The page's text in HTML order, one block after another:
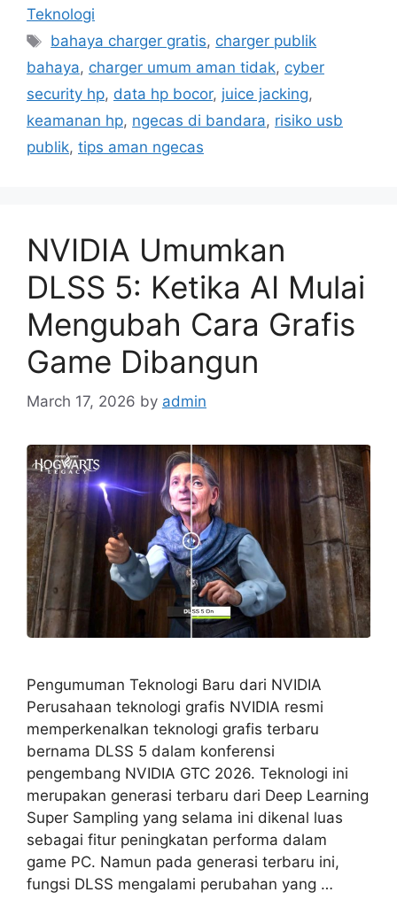
Teknologi
Tags
bahaya charger gratis, charger publik
bahaya, charger umum aman tidak, cyber
security hp, data hp bocor, juice jacking,
keamanan hp, ngecas di bandara, risiko usb
publik, tips aman ngecas
NVIDIA Umumkan
DLSS 5: Ketika AI Mulai
Mengubah Cara Grafis
Game Dibangun
March 17, 2026 by admin
Pengumuman Teknologi Baru dari NVIDIA
Perusahaan teknologi grafis NVIDIA resmi
memperkenalkan teknologi grafis terbaru
bernama DLSS 5 dalam konferensi
pengembang NVIDIA GTC 2026. Teknologi ini
merupakan generasi terbaru dari Deep Learning
Super Sampling yang selama ini dikenal luas
sebagai fitur peningkatan performa dalam
game PC. Namun pada generasi terbaru ini,
fungsi DLSS mengalami perubahan yang …